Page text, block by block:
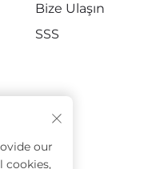
Bize Ulaşın
SSS
our
cookies,